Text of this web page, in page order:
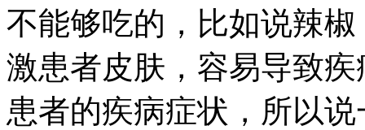
不能够吃的，比如说辣
激患者皮肤，容易导致
患者的疾病症状，所以